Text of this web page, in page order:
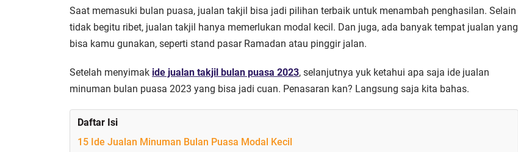
Saat memasuki bulan puasa, jualan takjil bisa jadi pilihan terbaik untuk menambah penghasilan. Selain
tidak begitu ribet, jualan takjil hanya memerlukan modal kecil. Dan juga, ada banyak tempat jualan yang
bisa kamu gunakan, seperti stand pasar Ramadan atau pinggir jalan.
Setelah menyimak ide jualan takjil bulan puasa 2023, selanjutnya yuk ketahui apa saja ide jualan
minuman bulan puasa 2023 yang bisa jadi cuan. Penasaran kan? Langsung saja kita bahas.
Daftar Isi
15 Ide Jualan Minuman Bulan Puasa Modal Kecil